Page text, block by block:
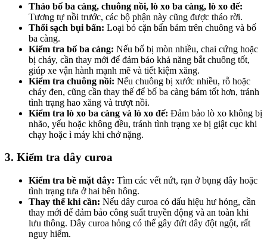
Tháo bố ba càng, chuông nồi, lò xo ba càng, lò xo đế:
Tương tự nồi trước, các bộ phận này cũng được tháo rời.
Thổi sạch bụi bẩn: Loại bỏ cặn bẩn bám trên chuông và bố
ba càng.
Kiểm tra bố ba càng: Nếu bố bị mòn nhiều, chai cứng hoặc
bị cháy, cần thay mới để đảm bảo khả năng bắt chuông tốt,
giúp xe vận hành mạnh mẽ và tiết kiệm xăng.
Kiểm tra chuông nồi: Nếu chuông bị xước nhiều, rỗ hoặc
cháy đen, cũng cần thay thế để bố ba càng bám tốt hơn, tránh
tình trạng hao xăng và trượt nồi.
Kiểm tra lò xo ba càng và lò xo đế: Đảm bảo lò xo không bị
nhão, yếu hoặc không đều, tránh tình trạng xe bị giật cục khi
chạy hoặc ì máy khi chở nặng.
3. Kiểm tra dây curoa
Kiểm tra bề mặt dây: Tìm các vết nứt, rạn ở bụng dây hoặc
tình trạng tưa ở hai bên hông.
Thay thế khi cần: Nếu dây curoa có dấu hiệu hư hỏng, cần
thay mới để đảm bảo công suất truyền động và an toàn khi
lưu thông. Dây curoa hỏng có thể gây đứt dây đột ngột, rất
nguy hiểm.